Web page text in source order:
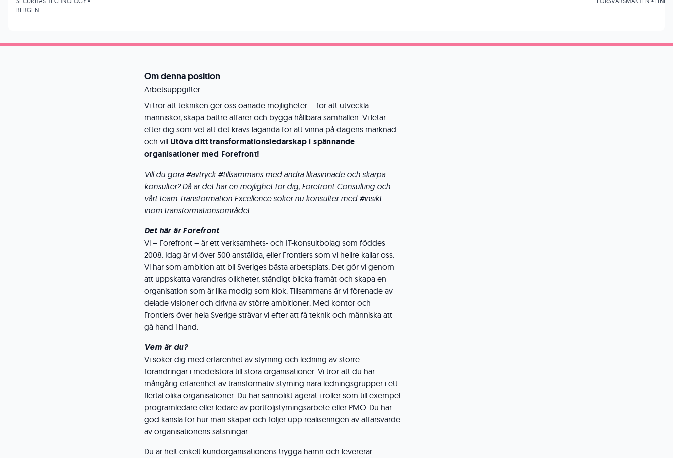
Om denna position
Arbetsuppgifter
Vi tror att tekniken ger oss oanade möjligheter – för att utveckla
människor, skapa bättre affärer och bygga hållbara samhällen. Vi letar
efter dig som vet att det krävs laganda för att vinna på dagens marknad
och vill Utöva ditt transformationsledarskap i spännande
organisationer med Forefront!
Vill du göra #avtryck #tillsammans med andra likasinnade och skarpa
konsulter? Då är det här en möjlighet för dig, Forefront Consulting och
vårt team Transformation Excellence söker nu konsulter med #insikt
inom transformationsområdet.
Det här är Forefront
Vi – Forefront – är ett verksamhets- och IT-konsultbolag som föddes
2008. Idag är vi över 500 anställda, eller Frontiers som vi hellre kallar oss.
Vi har som ambition att bli Sveriges bästa arbetsplats. Det gör vi genom
att uppskatta varandras olikheter, ständigt blicka framåt och skapa en
organisation som är lika modig som klok. Tillsammans är vi förenade av
delade visioner och drivna av större ambitioner. Med kontor och
Frontiers över hela Sverige strävar vi efter att få teknik och människa att
gå hand i hand.
Vem är du?
Vi söker dig med erfarenhet av styrning och ledning av större
förändringar i medelstora till stora organisationer. Vi tror att du har
mångårig erfarenhet av transformativ styrning nära ledningsgrupper i ett
flertal olika organisationer. Du har sannolikt agerat i roller som till exempel
programledare eller ledare av portföljstyrningsarbete eller PMO. Du har
god känsla för hur man skapar och följer upp realiseringen av affärsvärde
av organisationens satsningar.
Du är helt enkelt kundorganisationens trygga hamn och levererar
BERGEN